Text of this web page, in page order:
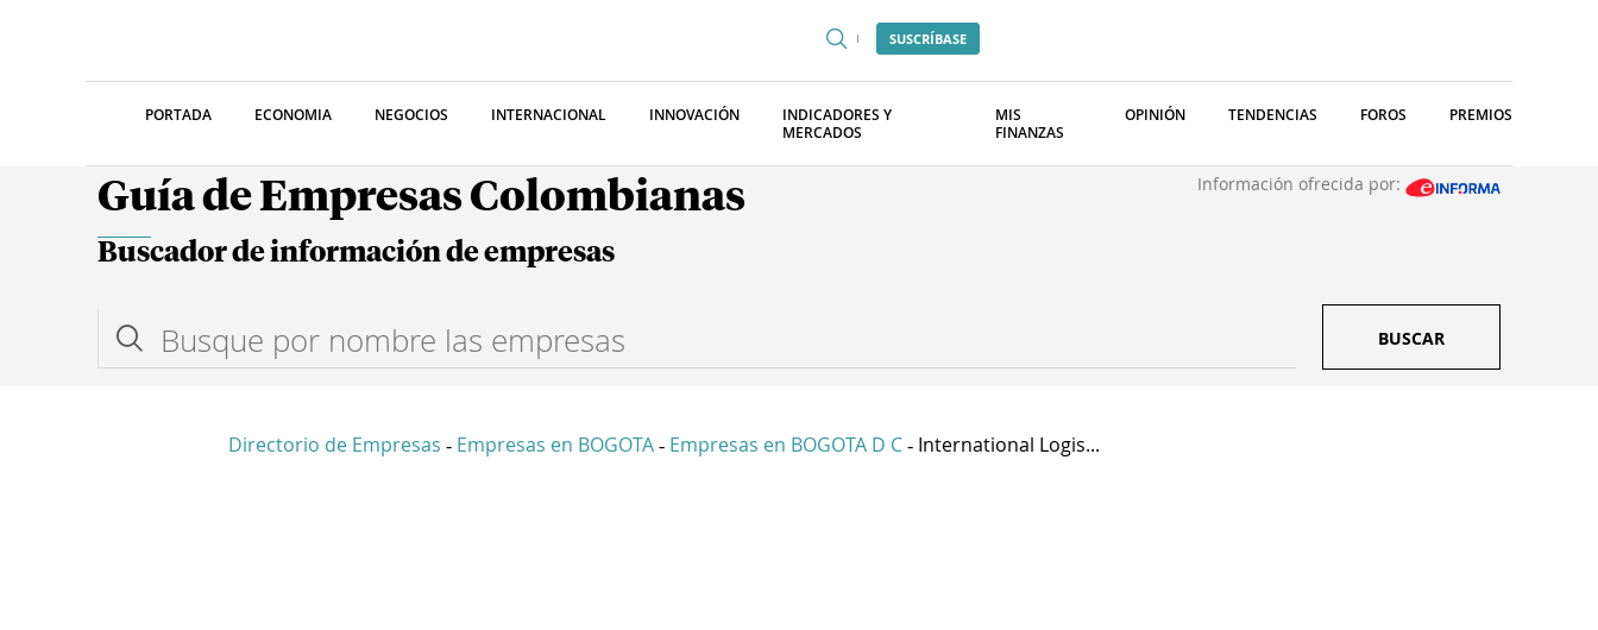
SUSCRÍBASE
PORTADA ECONOMIA NEGOCIOS INTERNACIONAL INNOVACIÓN
INDICADORES Y
MERCADOS
MIS
FINANZAS
OPINIÓN TENDENCIAS FOROS PREMIOS
Guía de Empresas Colombianas Información ofrecida por:
Buscador de información de empresas
BUSCAR
Directorio de Empresas - Empresas en BOGOTA - Empresas en BOGOTA D C - International Logis...